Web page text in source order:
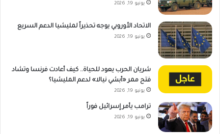
يونيو 19, 2026
الاتحاد الأوروبي يوجه تحذيراً لمليشيا الدعم السريع
يونيو 19, 2026
شريان الحرب يعود للحياة.. كيف أعادت فرنسا وتشاد
فتح ممر «أبشي نيالا» لدعم المليشيا؟
يونيو 19, 2026
ترامب يأمر إسرائيل فوراً
يونيو 19, 2026